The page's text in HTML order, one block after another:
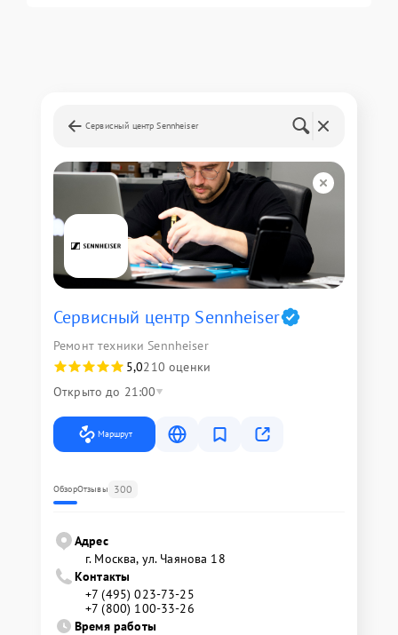
Сервисный центр Sennheiser
Сервисный центр Sennheiser
Ремонт техники Sennheiser
5,0210 оценки
Открыто до 21:00
Маршрут
ОбзорОтзывы 300
Адрес
г. Москва, ул. Чаянова 18
Контакты
+7 (495) 023-73-25
+7 (800) 100-33-26
Время работы